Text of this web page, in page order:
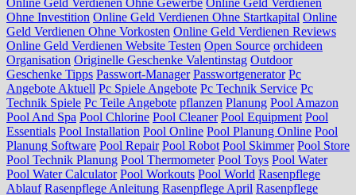
Ohne Investition Online Geld Verdienen Ohne Startkapital Online
Geld Verdienen Ohne Vorkosten Online Geld Verdienen Reviews
Online Geld Verdienen Website Testen Open Source orchideen
Organisation Originelle Geschenke Valentinstag Outdoor
Geschenke Tipps Passwort-Manager Passwortgenerator Pc
Angebote Aktuell Pc Spiele Angebote Pc Technik Service Pc
Technik Spiele Pc Teile Angebote pflanzen Planung Pool Amazon
Pool And Spa Pool Chlorine Pool Cleaner Pool Equipment Pool
Essentials Pool Installation Pool Online Pool Planung Online Pool
Planung Software Pool Repair Pool Robot Pool Skimmer Pool Store
Pool Technik Planung Pool Thermometer Pool Toys Pool Water
Pool Water Calculator Pool Workouts Pool World Rasenpflege
Ablauf Rasenpflege Anleitung Rasenpflege April Rasenpflege